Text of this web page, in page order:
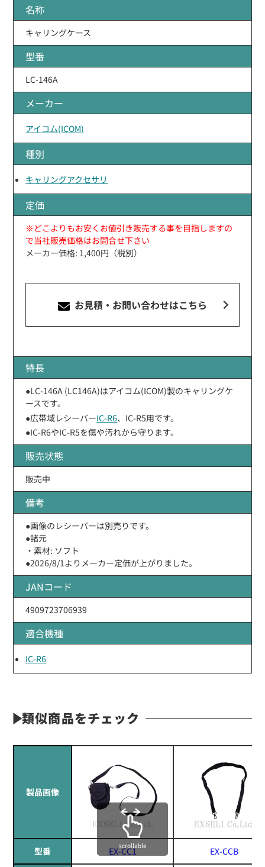
名称
キャリングケース
型番
LC-146A
メーカー
アイコム(ICOM)
種別
キャリングアクセサリ
定価
※どこよりもお安くお値引き販売する事を目指しますの
で当社販売価格はお問合せ下さい
メーカー価格: 1,400円（税別）
お見積・お問い合わせはこちら
特長
●LC-146A (LC146A)はアイコム(ICOM)製のキャリングケ
ースです。
●広帯域レシーバーIC-R6、IC-R5用です。
●IC-R6やIC-R5を傷や汚れから守ります。
販売状態
販売中
備考
●画像のレシーバーは別売りです。
●諸元
・素材: ソフト
●2026/8/1よりメーカー定価が上がりました。
JANコード
4909723706939
適合機種
IC-R6
類似商品をチェック
製品画像
型番 EX-CC1 EX-CCB
scrollable